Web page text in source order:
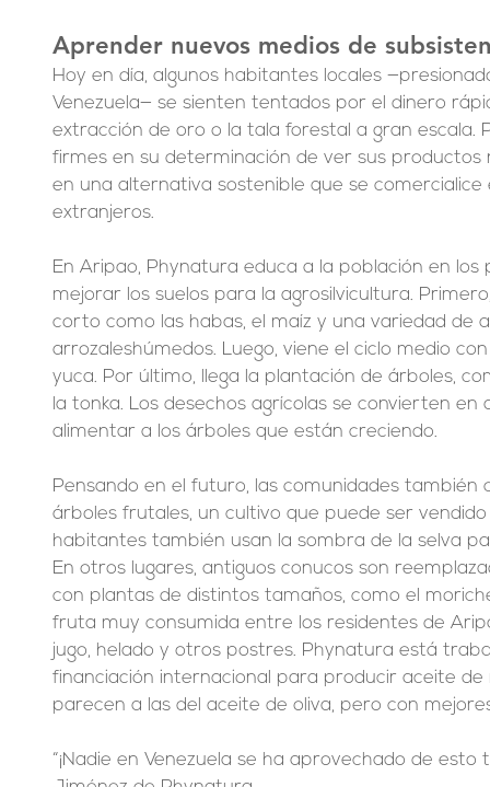
Aprender nuevos medios de
Hoy en día, algunos habitantes locales
Venezuela— se sienten tentados por el dinero
extracción de oro o la tala forestal a gran escala.
firmes en su determinación de ver sus
en una alternativa sostenible que se
extranjeros.
En Aripao, Phynatura educa a la población en
mejorar los suelos para la agrosilvicultura.
corto como las habas, el maíz y una variedad de
arrozaleshúmedos. Luego, viene el ciclo medio
yuca. Por último, llega la plantación de árboles,
la tonka. Los desechos agrícolas se convierten
alimentar a los árboles que están creciendo.
Pensando en el futuro, las comunidades también
árboles frutales, un cultivo que puede ser
habitantes también usan la sombra de la selva
En otros lugares, antiguos conucos son
con plantas de distintos tamaños, como el
fruta muy consumida entre los residentes de
jugo, helado y otros postres. Phynatura está
financiación internacional para producir aceite
parecen a las del aceite de oliva, pero con
“¡Nadie en Venezuela se ha aprovechado de